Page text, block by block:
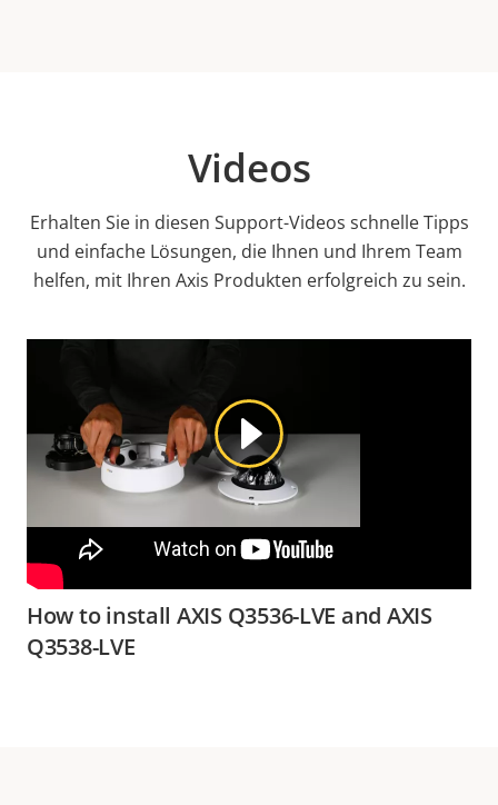
Videos
Erhalten Sie in diesen Support-Videos schnelle Tipps
und einfache Lösungen, die Ihnen und Ihrem Team
helfen, mit Ihren Axis Produkten erfolgreich zu sein.
How to install AXIS Q3536-LVE and AXIS
Q3538-LVE